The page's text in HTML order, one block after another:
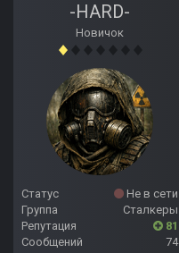
-HARD-
Новичок
Статус
Не в сети
Группа
Сталкеры
Репутация
81
Сообщений
74